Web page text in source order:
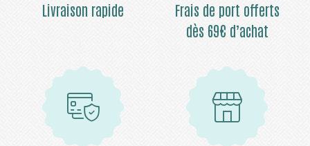
Livraison rapide
Frais de port offerts
dès 69€ d’achat